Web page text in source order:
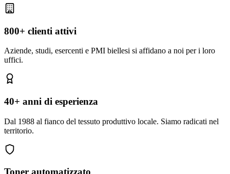
800+ clienti attivi
Aziende, studi, esercenti e PMI biellesi si affidano a noi per i loro
uffici.
40+ anni di esperienza
Dal 1988 al fianco del tessuto produttivo locale. Siamo radicati nel
territorio.